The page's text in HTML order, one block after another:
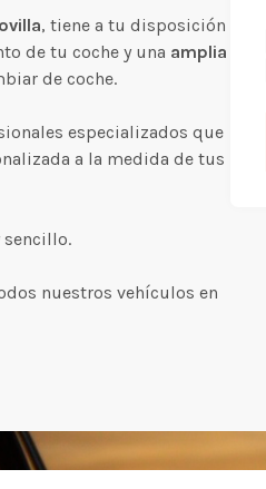
, tiene a tu disposición
de tu coche y una amplia
de coche.
especializados que
a la medida de tus
sencillo.
nuestros vehículos en